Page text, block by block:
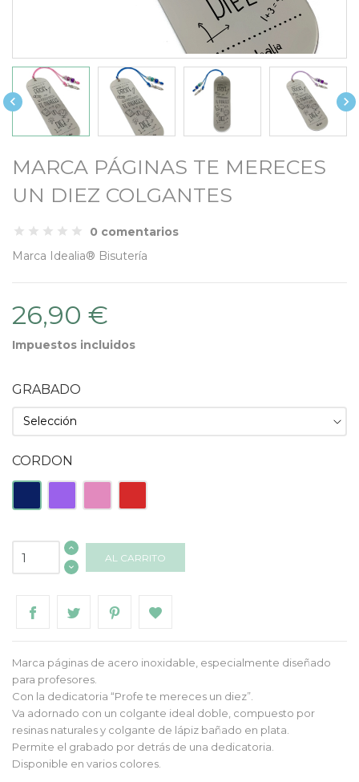
 
MARCA PÁGINAS TE MERECES
UN DIEZ COLGANTES
0 comentarios
Marca Idealia® Bisutería
26,90 €
Impuestos incluidos
GRABADO
CORDON
Morado Rojo
AL CARRITO
Marca páginas de acero inoxidable, especialmente diseñado
para profesores.
Con la dedicatoria “Profe te mereces un diez”.
Va adornado con un colgante ideal doble, compuesto por
resinas naturales y colgante de lápiz bañado en plata.
Permite el grabado por detrás de una dedicatoria.
Disponible en varios colores.